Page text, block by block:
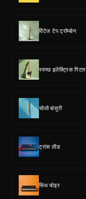
विंटेज टेप ट्रॉम्बोन
स्वच्छ इलेक्ट्रिक गिटार
सोलो बांसुरी
ट्रांस लीड
सिंथ चोइर